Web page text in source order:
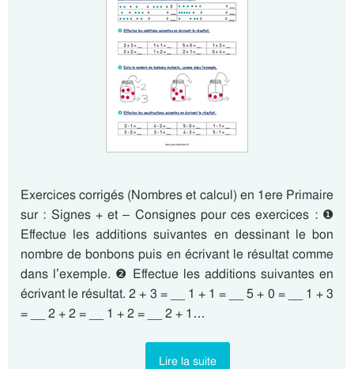
Exercices corrigés (Nombres et calcul) en 1ere Primaire
sur : Signes + et – Consignes pour ces exercices : ❶
Effectue les additions suivantes en dessinant le bon
nombre de bonbons puis en écrivant le résultat comme
dans l’exemple. ❷ Effectue les additions suivantes en
écrivant le résultat. 2 + 3 = __ 1 + 1 = __ 5 + 0 = __ 1 + 3
= __ 2 + 2 = __ 1 + 2 = __ 2 + 1…
Lire la suite